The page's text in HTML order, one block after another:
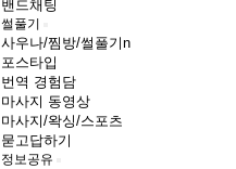
밴드채팅
썰풀기
사우나/찜방/썰풀기n
포스타입
번역 경험담
마사지 동영상
마사지/왁싱/스포츠
묻고답하기
정보공유